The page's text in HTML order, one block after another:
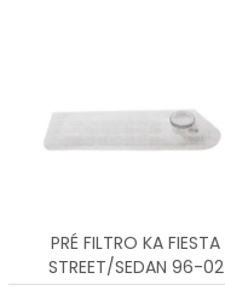
PRÉ FILTRO KA FIESTA
STREET/SEDAN 96-02